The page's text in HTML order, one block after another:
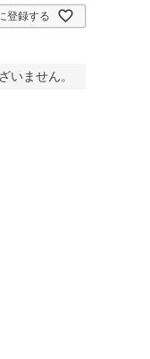
登録する
いません。